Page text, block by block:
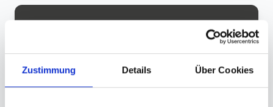
Zustimmung Details Über Cookies
Ihre Bestellung
Lebenslanger Zugang
249,00 €
Personas-Basispaket (WOCS)